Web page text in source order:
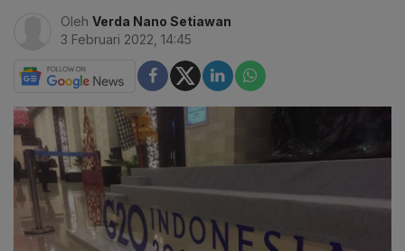
Oleh Verda Nano Setiawan
3 Februari 2022, 14:45